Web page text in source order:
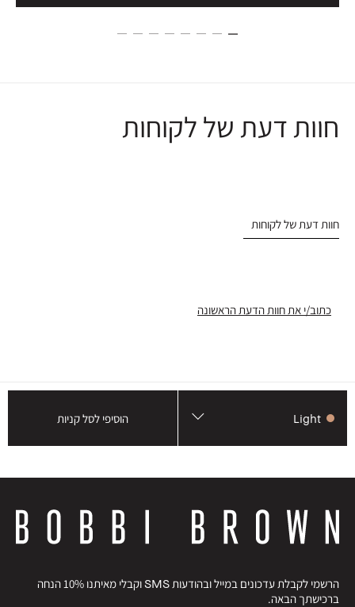
חוות דעת של לקוחות
חוות דעת של לקוחות
כתוב/י את חוות הדעת הראשונה
Light הוסיפי לסל קניות
הרשמי לקבלת עדכונים במייל ובהודעות SMS וקבלי מאיתנו 10% הנחה
ברכישתך הבאה.